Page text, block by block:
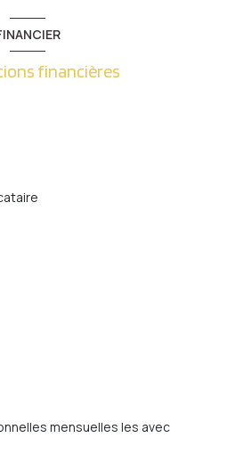
financières
mensuelles les avec